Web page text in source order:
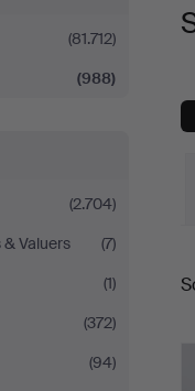
(81.712)
(988)
(2.704)
Valuers
(7)
(1)
(372)
(94)